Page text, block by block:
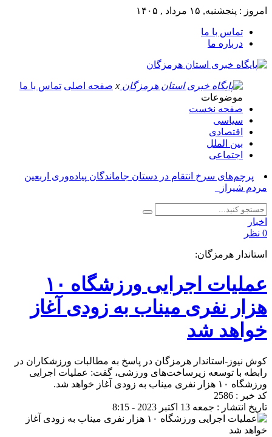
امروز : پنجشنبه, ۱۵ مرداد , ۱۴۰۵
تماس با ما
درباره ما
x صفحه اصلی تماس با ما
موضوعات
صفحه نخست
سیاسی
اقتصادی
بین الملل
اجتماعی
پرچم‌های سرخ انتقام در دستان جاماندگان پیاده‌وری اربعین
مردم شیراز_
اخبار
0 نظر
استاندار هرمزگان:
عملیات اجرایی ورزشگاه ۱۰
هزار نفری میناب به زودی آغاز
خواهد شد
کوش نیوز-استاندار هرمزگان در پاسخ به مطالبات ورزشکاران در
رابطه با توسعه زیرساخت‌های ورزشی، گفت: عملیات اجرایی
ورزشگاه ۱۰ هزار نفری میناب به زودی آغاز خواهد شد.
کد خبر : 2586
تاریخ انتشار : جمعه 13 اکتبر 2023 - 8:15